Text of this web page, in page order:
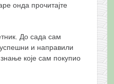
онда прочитајте
До сада сам
и направили
које сам покупио